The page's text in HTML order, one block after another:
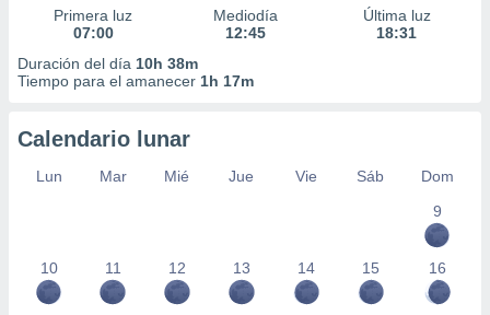
Primera luz
07:00
Mediodía
12:45
Última luz
18:31
Duración del día 10h 38m
Tiempo para el amanecer 1h 17m
Calendario lunar
Lun Mar Mié Jue Vie Sáb
Dom
9
10 11 12 13 14 15 16